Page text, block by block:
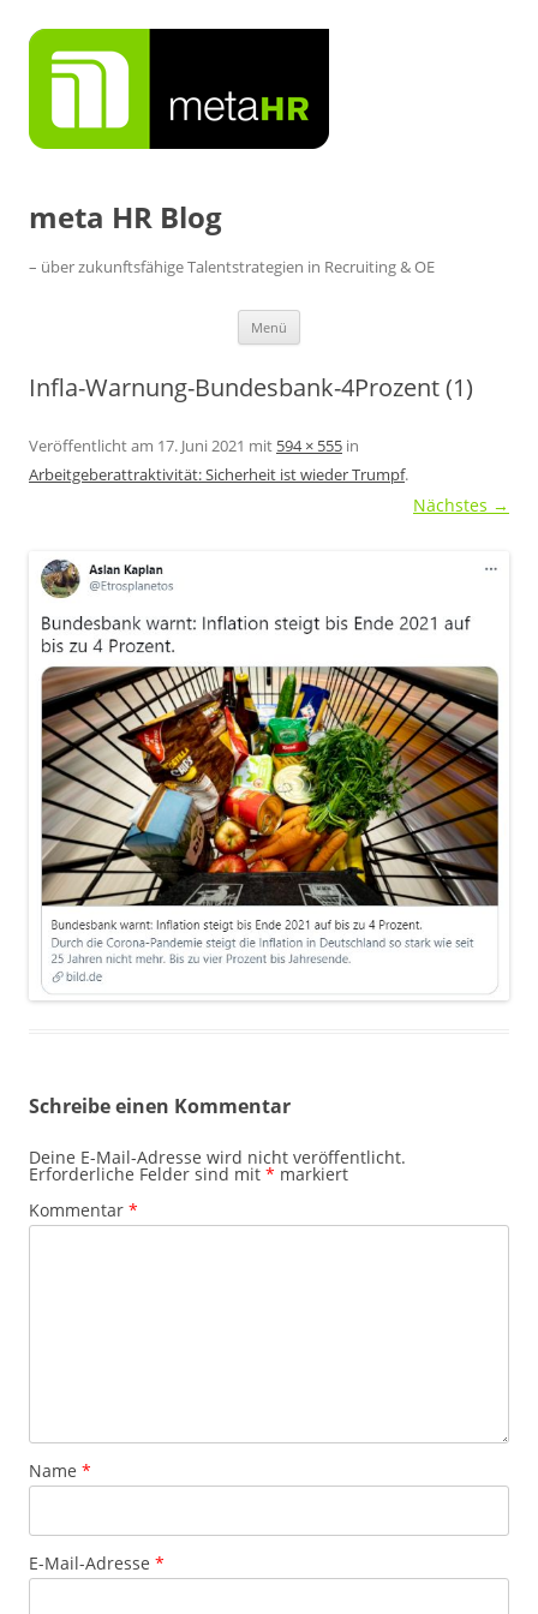
Inhalt
springen
meta HR Blog
– über zukunftsfähige Talentstrategien in Recruiting & OE
Menü
Infla-Warnung-Bundesbank-4Prozent (1)
Veröffentlicht am 17. Juni 2021 mit 594 × 555 in
Arbeitgeberattraktivität: Sicherheit ist wieder Trumpf.
Nächstes →
Schreibe einen Kommentar
Deine E-Mail-Adresse wird nicht veröffentlicht.
Erforderliche Felder sind mit * markiert
Kommentar *
Name *
E-Mail-Adresse *